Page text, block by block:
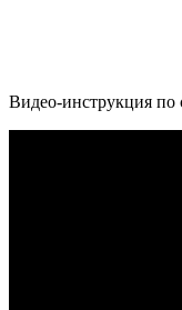
Видео-инструкция по